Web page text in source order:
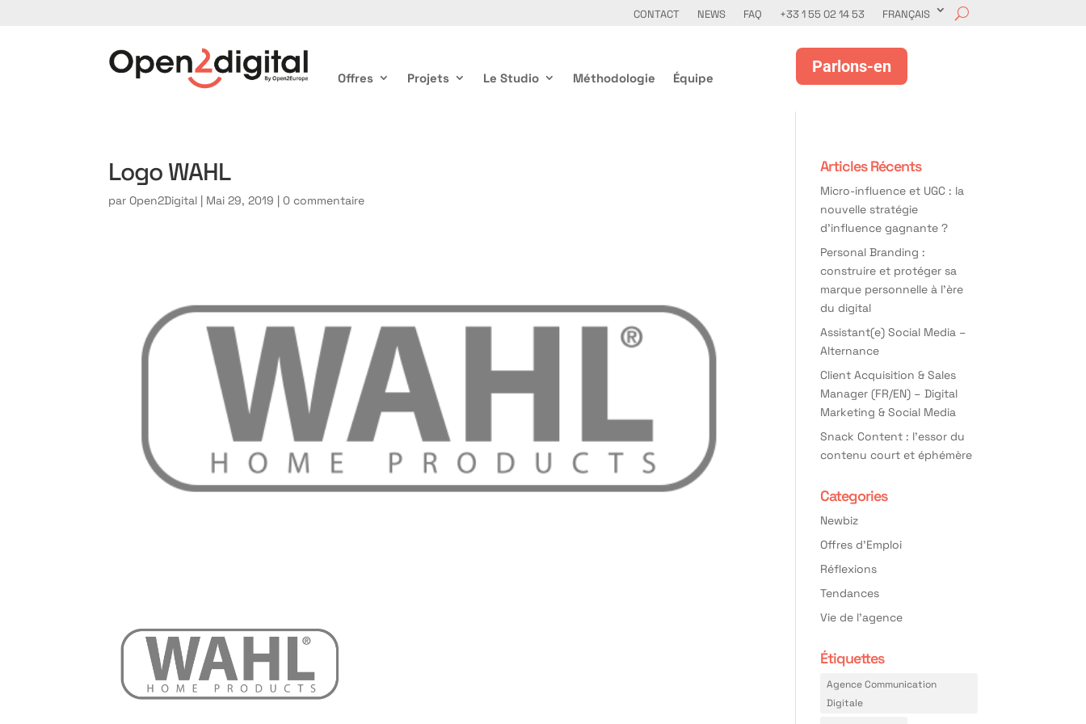
CONTACT NEWS FAQ +33 1 55 02 14 53 FRANÇAIS
Offres Projets Le Studio Méthodologie Équipe
Parlons-en
Logo WAHL
parOpen2Digital | Mai 29, 2019 |0 commentaire
Articles Récents
Micro-influence et UGC : la
nouvelle stratégie
d’influence gagnante ?
Personal Branding :
construire et protéger sa
marque personnelle à l’ère
du digital
Assistant(e) Social Media –
Alternance
Client Acquisition & Sales
Manager (FR/EN) – Digital
Marketing & Social Media
Snack Content : l’essor du
contenu court et éphémère
Categories
Newbiz
Offres d'Emploi
Réflexions
Tendances
Vie de l'agence
Étiquettes
Agence Communication
Digitale